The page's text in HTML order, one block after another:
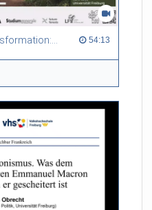
Between tradition and transformation: how owners, advisers and institutions co-create knowledge for resilient forests in Europe 54:13